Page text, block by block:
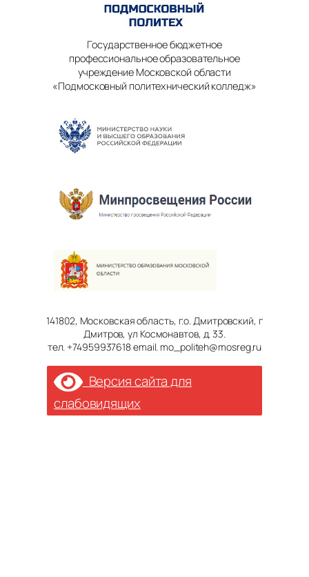
Государственное бюджетное
профессиональное образовательное
учреждение Московской области
«Подмосковный политехнический колледж»
141802, Московская область, г.о. Дмитровский, г
Дмитров, ул Космонавтов, д. 33.
тел. +74959937618 email. mo_politeh@mosreg.ru
Версия сайта для
слабовидящих